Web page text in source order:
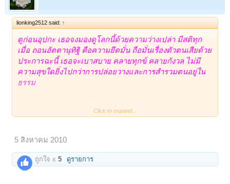
lionking2512 said: ↑
ดูก่อนอุปกะ เธอจงมองดูโลกนี้ด้วยความว่างเปล่า มีสติทุก
เมื่อ ถอนอัตตานุทิฐิ คือความยึดมั่น ถือมั่นเรื่องตัวตนเสียด้วย
ประการฉะนี้ เธอจะเบาสบาย คลายทุกข์ คลายกังวล ไม่มี
ความสุขใดยิ่งไปกว่าการปล่อยวางและการสำรวมตนอยู่ใน
ธรรม
การปล่อยวาง คือ ทางแห่งการพ้นทุกข์อย่างแท้จริง อนุโมทนาสาธุด้วยค่ะ
Click to expand...
5 สิงหาคม 2010
ถูกใจ x5 ดูรายการ